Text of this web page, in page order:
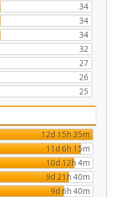
34
34
34
32
27
26
25
12d 15h 35m
11d 6h 15m
10d 12h 4m
9d 21h 40m
9d 6h 40m